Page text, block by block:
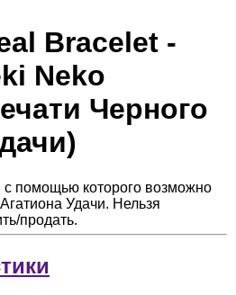
Bracelet -
Neko
Черного
с помощью которого возможно
Удачи. Нельзя
продать.